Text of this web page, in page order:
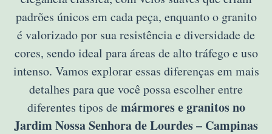
padrões únicos em cada peça, enquanto o granito
é valorizado por sua resistência e diversidade de
cores, sendo ideal para áreas de alto tráfego e uso
intenso. Vamos explorar essas diferenças em mais
detalhes para que você possa escolher entre
diferentes tipos de mármores e granitos no
Jardim Nossa Senhora de Lourdes – Campinas